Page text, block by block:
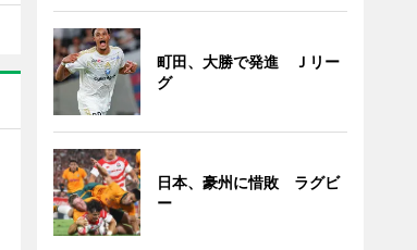
町田、大勝で発進 Ｊリー
グ
日本、豪州に惜敗 ラグビ
ー